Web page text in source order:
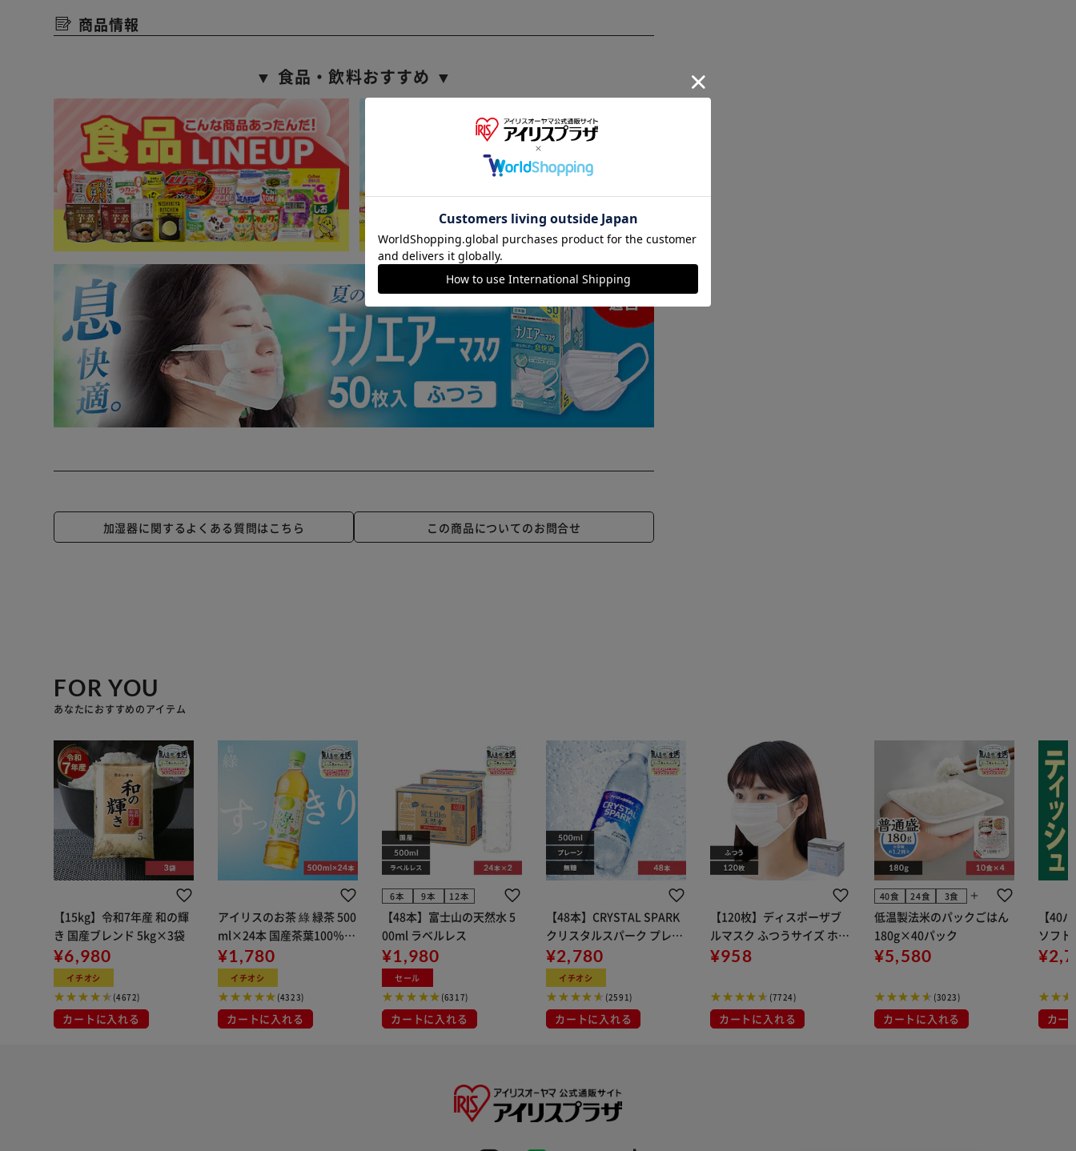
商品情報
▼ 食品・飲料おすすめ ▼
加湿器に関するよくある質問はこちら この商品についてのお問合せ
FOR YOU
あなたにおすすめのアイテム
【15kg】令和7年産 和の輝
き 国産ブレンド 5kg×3袋
¥6,980
イチオシ
(4672)
カートに入れる
アイリスのお茶 綠 緑茶 500
ml×24本 国産茶葉100％使
用
¥1,780
イチオシ
(4323)
カートに入れる
6本 9本 12本
【48本】富士山の天然水 5
00ml ラベルレス
¥1,980
セール
(6317)
カートに入れる
【48本】CRYSTAL SPARK
クリスタルスパーク プレー
ン 500ml
¥2,780
イチオシ
(2591)
カートに入れる
【120枚】ディスポーザブ
ルマスク ふつうサイズ ホワ
イト 大容量 DISPOSABLE
布
¥958
(7724)
カートに入れる
40食 24食 3食 add
低温製法米のパックごはん
180g×40パック
¥5,580
(3023)
カートに入れる
【40
ソフ
組) 5
カー
※ご確認ください